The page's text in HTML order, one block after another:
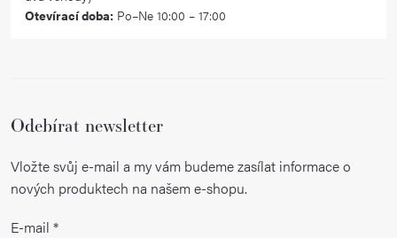
Otevírací doba: Po–Ne 10:00 – 17:00
Odebírat newsletter
Vložte svůj e-mail a my vám budeme zasílat informace o
nových produktech na našem e-shopu.
E-mail